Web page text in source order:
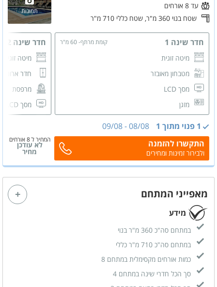
תמונות
עד 8 אורחים
שטח בנוי 360 מ"ר,
שטח כללי 710 מ"ר
חדר שינה 1 קומת מרתף- 60 מ"ר
מיטה זוגית
מטבחון מאובזר
מסך LCD
מזגן
חדר רחצה פרטי
חדר שינה 2
מיטה זוגית
חדר
מרפסת
מסך LCD
המחיר ל 8 אורחים
1 פנוי מתוך 1 08/08
-
09/08
לא עודכן
מחיר
התקשרו להזמנה
ולבירור זמינות ומחירים
מאפייני המתחם
מידע
במתחם סה"כ 360 מ"ר בנוי
במתחם סה"כ 710 מ"ר כללי
כמות אורחים מקסימלית במתחם 8
סך הכל חדרי שינה במתחם 4